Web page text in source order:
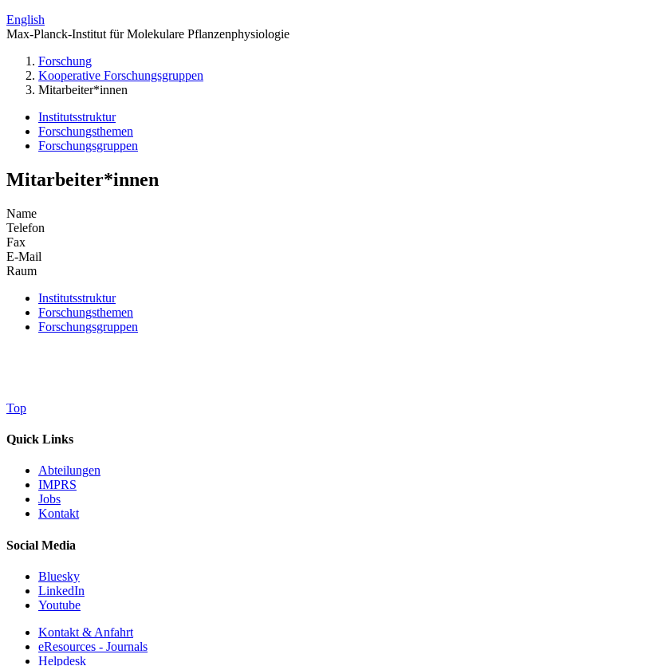
English
Max-Planck-Institut für Molekulare Pflanzenphysiologie
Forschung
Kooperative Forschungsgruppen
Mitarbeiter*innen
Institutsstruktur
Forschungsthemen
Forschungsgruppen
Mitarbeiter*innen
Name
Telefon
Fax
E-Mail
Raum
Institutsstruktur
Forschungsthemen
Forschungsgruppen
Top
Quick Links
Abteilungen
IMPRS
Jobs
Kontakt
Social Media
Bluesky
LinkedIn
Youtube
Kontakt & Anfahrt
eResources - Journals
Helpdesk